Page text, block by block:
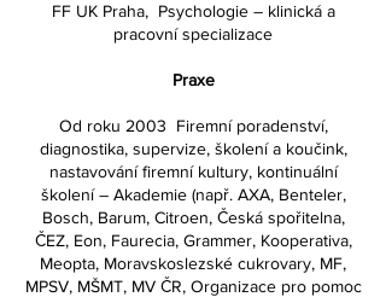
FF UK Praha, Psychologie – klinická a
pracovní specializace
Praxe
Od roku 2003 Firemní poradenství,
diagnostika, supervize, školení a koučink,
nastavování firemní kultury, kontinuální
školení – Akademie (např. AXA, Benteler,
Bosch, Barum, Citroen, Česká spořitelna,
ČEZ, Eon, Faurecia, Grammer, Kooperativa,
Meopta, Moravskoslezské cukrovary, MF,
MPSV, MŠMT, MV ČR, Organizace pro pomoc